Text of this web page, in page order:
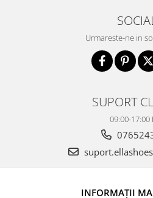
Urmareste-ne in
SUPORT
09:00-17:00
INFORMAȚII